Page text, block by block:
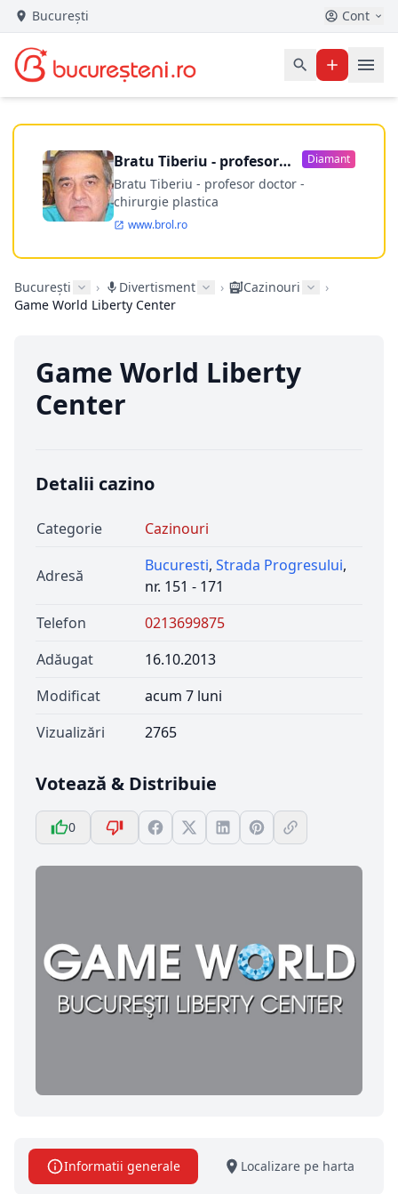
București Cont
Bratu Tiberiu - profesor
doctor
Diamant
Bratu Tiberiu - profesor doctor -
chirurgie plastica
www.brol.ro
București › Divertisment › Cazinouri
›
Game World Liberty Center
Game World Liberty
Center
Detalii cazino
Categorie Cazinouri
Adresă
Bucuresti, Strada Progresului,
nr. 151 - 171
Telefon
0213699875
Adăugat
16.10.2013
Modificat
acum 7 luni
Vizualizări
2765
Votează & Distribuie
0
Informatii generale Localizare pe harta